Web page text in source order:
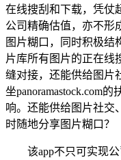
在线搜刮和下载，凭仗
公司精确估值，亦不形
图片糊口，同时积极结
片库所有图片的正在线
缝对接，还能供给图片
坐panoramastock.com
响。还能供给图片社交
时随地分享图片糊口？
该app不只可实现公